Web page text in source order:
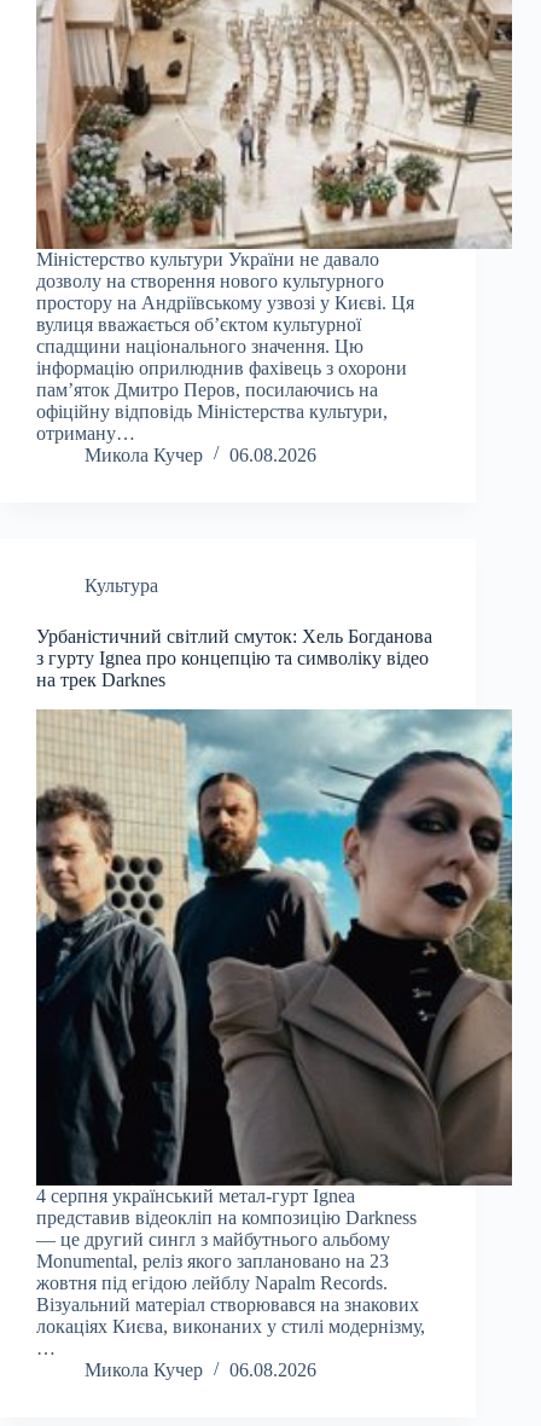
Міністерство культури України не давало
дозволу на створення нового культурного
простору на Андріївському узвозі у Києві. Ця
вулиця вважається об’єктом культурної
спадщини національного значення. Цю
інформацію оприлюднив фахівець з охорони
пам’яток Дмитро Перов, посилаючись на
офіційну відповідь Міністерства культури,
отриману…
Микола Кучер
06.08.2026
Культура
Урбаністичний світлий смуток: Хель Богданова
з гурту Ignea про концепцію та символіку відео
на трек Darknes
4 серпня український метал-гурт Ignea
представив відеокліп на композицію Darkness
— це другий сингл з майбутнього альбому
Monumental, реліз якого заплановано на 23
жовтня під егідою лейблу Napalm Records.
Візуальний матеріал створювався на знакових
локаціях Києва, виконаних у стилі модернізму,
…
Микола Кучер
06.08.2026